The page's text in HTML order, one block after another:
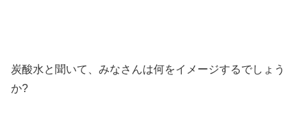
炭酸水と聞いて、みなさんは何をイメージするでしょう
か?